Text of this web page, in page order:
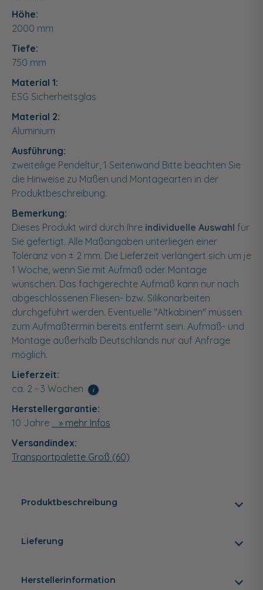
Höhe:
2000 mm
Tiefe:
750 mm
Material 1:
ESG Sicherheitsglas
Material 2:
Aluminium
Ausführung:
zweiteilige Pendeltür, 1 Seitenwand Bitte beachten Sie
die Hinweise zu Maßen und Montagearten in der
Produktbeschreibung.
Bemerkung:
Dieses Produkt wird durch Ihre individuelle Auswahl für
Sie gefertigt. Alle Maßangaben unterliegen einer
Toleranz von ± 2 mm. Die Lieferzeit verlängert sich um je
1 Woche, wenn Sie mit Aufmaß oder Montage
wünschen. Das fachgerechte Aufmaß kann nur nach
abgeschlossenen Fliesen- bzw. Silikonarbeiten
durchgeführt werden. Eventuelle "Altkabinen" müssen
zum Aufmaßtermin bereits entfernt sein. Aufmaß- und
Montage außerhalb Deutschlands nur auf Anfrage
möglich.
Lieferzeit:
ca. 2 - 3 Wochen
i
Herstellergarantie:
10 Jahre
» mehr Infos
Versandindex:
Transportpalette Groß (60)
Produktbeschreibung
Lieferung
Herstellerinformation